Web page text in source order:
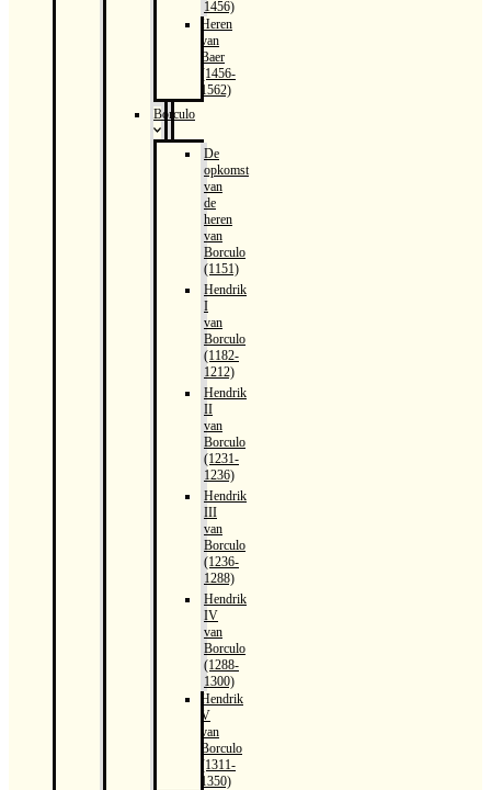
1456)
Heren
van
Baer
(1456-
1562)
Borculo
De
opkomst
van
de
heren
van
Borculo
(1151)
Hendrik
I
van
Borculo
(1182-
1212)
Hendrik
II
van
Borculo
(1231-
1236)
Hendrik
III
van
Borculo
(1236-
1288)
Hendrik
IV
van
Borculo
(1288-
1300)
Hendrik
V
van
Borculo
(1311-
1350)